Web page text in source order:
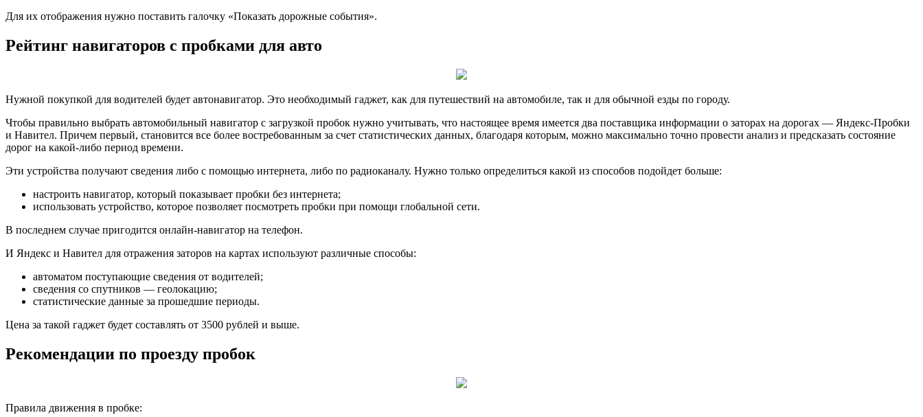
Для их отображения нужно поставить галочку «Показать дорожные события».
Рейтинг навигаторов с пробками для авто
Нужной покупкой для водителей будет автонавигатор. Это необходимый гаджет, как для путешествий на автомобиле, так и для обычной езды по городу.
Чтобы правильно выбрать автомобильный навигатор с загрузкой пробок нужно учитывать, что настоящее время имеется два поставщика информации о заторах на дорогах — Яндекс-Пробки
и Навител. Причем первый, становится все более востребованным за счет статистических данных, благодаря которым, можно максимально точно провести анализ и предсказать состояние
дорог на какой-либо период времени.
Эти устройства получают сведения либо с помощью интернета, либо по радиоканалу. Нужно только определиться какой из способов подойдет больше:
настроить навигатор, который показывает пробки без интернета;
использовать устройство, которое позволяет посмотреть пробки при помощи глобальной сети.
В последнем случае пригодится онлайн-навигатор на телефон.
И Яндекс и Навител для отражения заторов на картах используют различные способы:
автоматом поступающие сведения от водителей;
сведения со спутников — геолокацию;
статистические данные за прошедшие периоды.
Цена за такой гаджет будет составлять от 3500 рублей и выше.
Рекомендации по проезду пробок
Правила движения в пробке: